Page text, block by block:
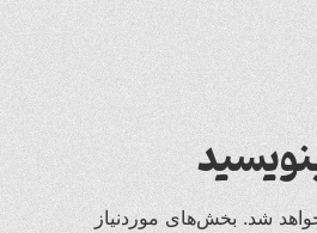
شد. بخش‌های موردنیاز